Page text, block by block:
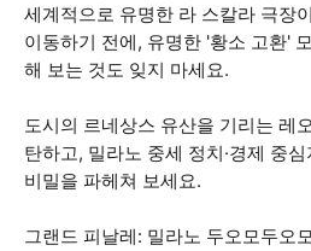
세계적으로 유명한 라 스칼라 극장
이동하기 전에, 유명한 '황소 고환'
해 보는 것도 잊지 마세요.
도시의 르네상스 유산을 기리는 레
탄하고, 밀라노 중세 정치·경제 중
비밀을 파헤쳐 보세요.
그랜드 피날레: 밀라노 두오모두오